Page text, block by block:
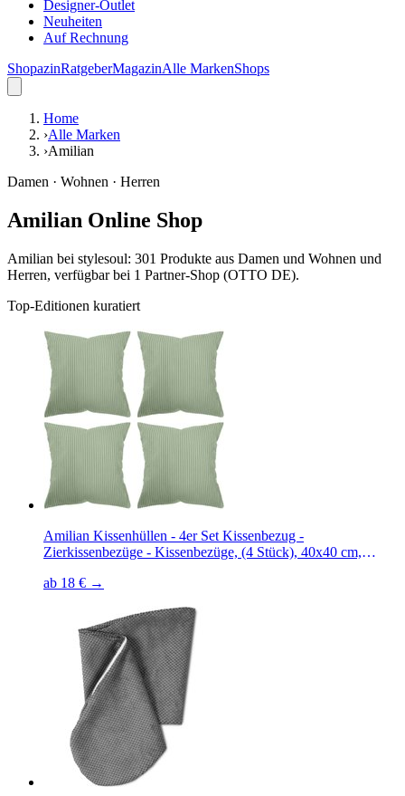
Designer-Outlet
Neuheiten
Auf Rechnung
ShopazinRatgeberMagazinAlle MarkenShops
Home
›Alle Marken
›Amilian
Damen · Wohnen · Herren
Amilian Online Shop
Amilian bei stylesoul: 301 Produkte aus Damen und Wohnen und
Herren, verfügbar bei 1 Partner-Shop (OTTO DE).
Top-Editionen kuratiert
Amilian Kissenhüllen - 4er Set Kissenbezug -
Zierkissenbezüge - Kissenbezüge, (4 Stück), 40x40 cm,
ab 18 € →